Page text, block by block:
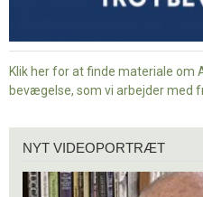
Klik her for at finde materiale om
bevægelse, som vi arbejder med
videoportræt
NYT VIDEOPORTRÆT